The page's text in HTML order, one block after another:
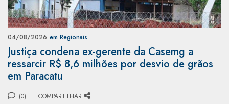
04/08/2026 em Regionais
Justiça condena ex-gerente da Casemg a
ressarcir R$ 8,6 milhões por desvio de grãos
em Paracatu
(0) COMPARTILHAR